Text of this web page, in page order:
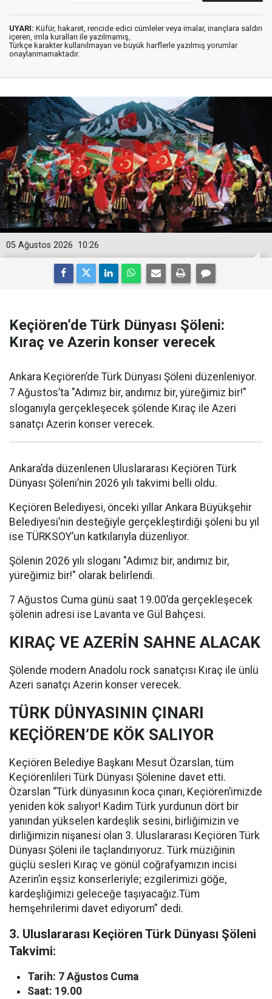
UYARI: Küfür, hakaret, rencide edici cümleler veya imalar, inançlara saldırı
içeren, imla kuralları ile yazılmamış,
Türkçe karakter kullanılmayan ve büyük harflerle yazılmış yorumlar
onaylanmamaktadır.
10:26
05 Ağustos 2026
Keçiören’de Türk Dünyası Şöleni:
Kıraç ve Azerin konser verecek
Ankara Keçiören’de Türk Dünyası Şöleni düzenleniyor.
7 Ağustos’ta "Adımız bir, andımız bir, yüreğimiz bir!"
sloganıyla gerçekleşecek şölende Kıraç ile Azeri
sanatçı Azerin konser verecek.
Ankara’da düzenlenen Uluslararası Keçiören Türk
Dünyası Şöleni’nin 2026 yılı takvimi belli oldu.
Keçiören Belediyesi, önceki yıllar Ankara Büyükşehir
Belediyesi’nin desteğiyle gerçekleştirdiği şöleni bu yıl
ise TÜRKSOY’un katkılarıyla düzenliyor.
Şölenin 2026 yılı sloganı "Adımız bir, andımız bir,
yüreğimiz bir!" olarak belirlendi.
7 Ağustos Cuma günü saat 19.00’da gerçekleşecek
şölenin adresi ise Lavanta ve Gül Bahçesi.
KIRAÇ VE AZERİN SAHNE ALACAK
Şölende modern Anadolu rock sanatçısı Kıraç ile ünlü
Azeri sanatçı Azerin konser verecek.
TÜRK DÜNYASININ ÇINARI
KEÇİÖREN’DE KÖK SALIYOR
Keçiören Belediye Başkanı Mesut Özarslan, tüm
Keçiörenlileri Türk Dünyası Şölenine davet etti.
Özarslan “Türk dünyasının koca çınarı, Keçiören’imizde
yeniden kök salıyor! Kadim Türk yurdunun dört bir
yanından yükselen kardeşlik sesini, birliğimizin ve
dirliğimizin nişanesi olan 3. Uluslararası Keçiören Türk
Dünyası Şöleni ile taçlandırıyoruz. Türk müziğinin
güçlü sesleri Kıraç ve gönül coğrafyamızın incisi
Azerin’in eşsiz konserleriyle; ezgilerimizi göğe,
kardeşliğimizi geleceğe taşıyacağız.Tüm
hemşehrilerimi davet ediyorum” dedi.
3. Uluslararası Keçiören Türk Dünyası Şöleni
Takvimi:
Tarih: 7 Ağustos Cuma
Saat: 19.00